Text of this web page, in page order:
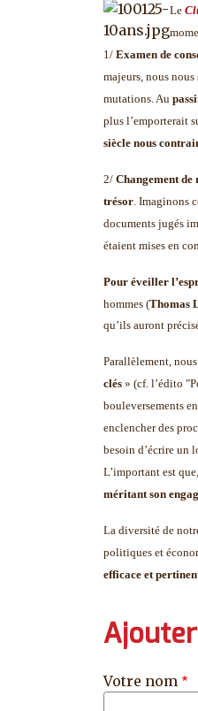
Le
1/ Examen de
majeurs, nous
mutations. Au
plus l’emporterait
siècle nous
2/ Changement de
trésor . Imaginons
documents jugés
étaient mises en
Pour éveiller
hommes (Thomas
qu’ils auront
Parallèlement,
clés » (cf. l’édito
bouleversements
enclencher des
besoin d’écrire un
L’important est
méritant son
La diversité de
politiques et
efficace et
Votre nom